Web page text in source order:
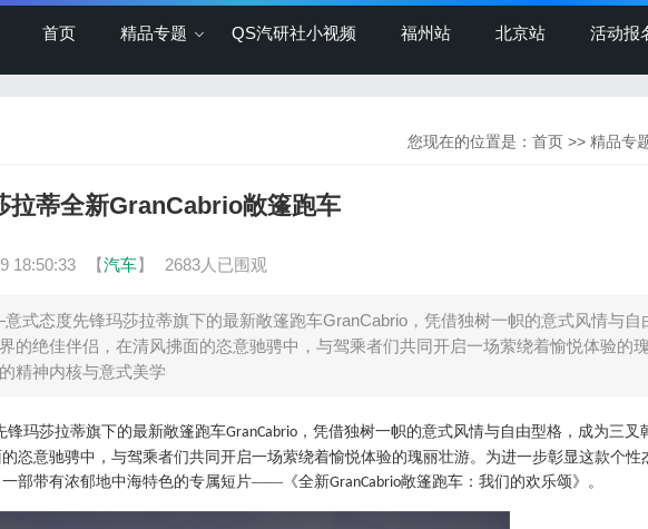
首页 精品专题 QS汽研社小视频 福州站 北京站 活动报
您现在的位置是： 首页 >> 精品专
拉蒂全新GranCabrio敞篷跑车
18:50:33 【汽车】 2683人已围观
式态度先锋玛莎拉蒂旗下的最新敞篷跑车GranCabrio，凭借独树一帜的意式风情与自
的绝佳伴侣，在清风拂面的恣意驰骋中，与驾乘者们共同开启一场萦绕着愉悦体验的
精神内核与意式美学
锋玛莎拉蒂旗下的最新敞篷跑车GranCabrio ，凭借独树一帜的意式风情与自由型格，成为三叉
恣意驰骋中，与驾乘者们共同开启一场萦绕着愉悦体验的瑰丽壮游。为进一步彰显这款个性
部带有浓郁地中海特色的专属短片——《全新GranCabrio敞篷跑车：我们的欢乐颂》。